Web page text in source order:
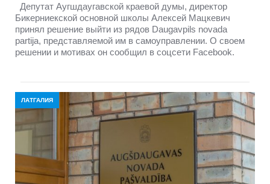
Депутат Аугшдаугавской краевой думы, директор
Бикерниекской основной школы Алексей Мацкевич
принял решение выйти из рядов Daugavpils novada
partija, представляемой им в самоуправлении. О своем
решении и мотивах он сообщил в соцсети Facebook.
ЛАТГАЛИЯ